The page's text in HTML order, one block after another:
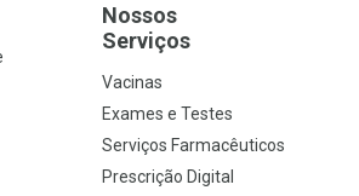
Nossos
Serviços
Vacinas
Exames e Testes
Serviços Farmacêuticos
Prescrição Digital